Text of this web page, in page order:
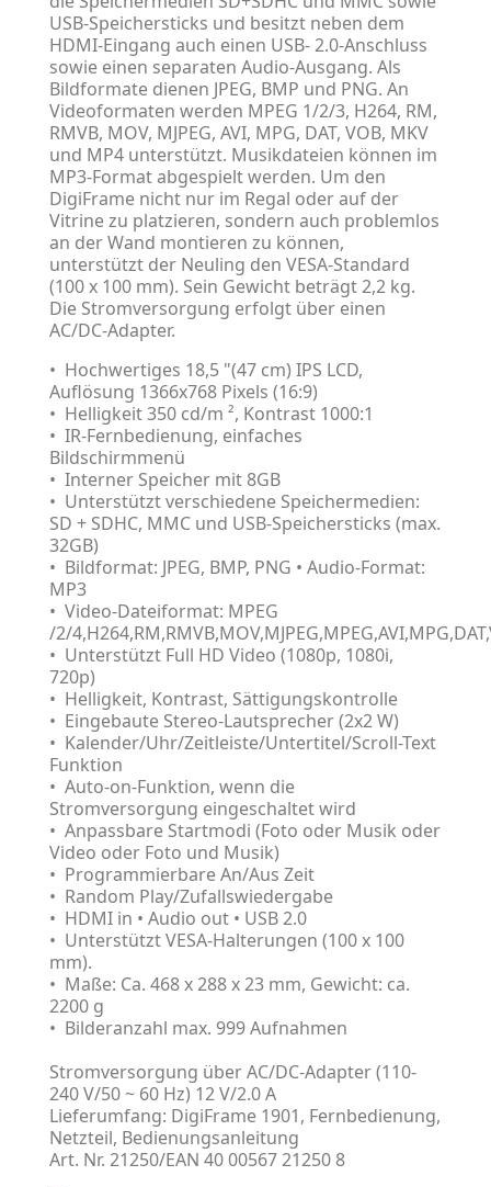
USB-Speichersticks und besitzt neben dem
HDMI-Eingang auch einen USB- 2.0-Anschluss
sowie einen separaten Audio-Ausgang. Als
Bildformate dienen JPEG, BMP und PNG. An
Videoformaten werden MPEG 1/2/3, H264, RM,
RMVB, MOV, MJPEG, AVI, MPG, DAT, VOB, MKV
und MP4 unterstützt. Musikdateien können im
MP3-Format abgespielt werden. Um den
DigiFrame nicht nur im Regal oder auf der
Vitrine zu platzieren, sondern auch problemlos
an der Wand montieren zu können,
unterstützt der Neuling den VESA-Standard
(100 x 100 mm). Sein Gewicht beträgt 2,2 kg.
Die Stromversorgung erfolgt über einen
AC/DC-Adapter.
• Hochwertiges 18,5 "(47 cm) IPS LCD,
Auflösung 1366x768 Pixels (16:9)
• Helligkeit 350 cd/m ², Kontrast 1000:1
• IR-Fernbedienung, einfaches
Bildschirmmenü
• Interner Speicher mit 8GB
• Unterstützt verschiedene Speichermedien:
SD + SDHC, MMC und USB-Speichersticks (max.
32GB)
• Bildformat: JPEG, BMP, PNG • Audio-Format:
MP3
• Video-Dateiformat: MPEG
/2/
• Unterstützt Full HD Video (1080p, 1080i,
720p)
• Helligkeit, Kontrast, Sättigungskontrolle
• Eingebaute Stereo-Lautsprecher (2x2 W)
• Kalender/Uhr/Zeitleiste/Untertitel/Scroll-Text
Funktion
• Auto-on-Funktion, wenn die
Stromversorgung eingeschaltet wird
• Anpassbare Startmodi (Foto oder Musik oder
Video oder Foto und Musik)
• Programmierbare An/Aus Zeit
• Random Play/Zufallswiedergabe
• HDMI in • Audio out • USB 2.0
• Unterstützt VESA-Halterungen (100 x 100
mm).
• Maße: Ca. 468 x 288 x 23 mm, Gewicht: ca.
2200 g
• Bilderanzahl max. 999 Aufnahmen
Stromversorgung über AC/DC-Adapter (110-
240 V/50 ~ 60 Hz) 12 V/2.0 A
Lieferumfang: DigiFrame 1901, Fernbedienung,
Netzteil, Bedienungsanleitung
Art. Nr. 21250/EAN 40 00567 21250 8